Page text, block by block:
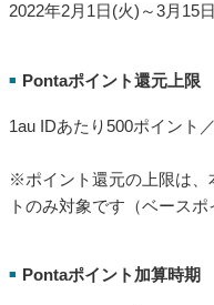
2022年2月1日(火)～3月15
■ Pontaポイント還元上限
1au IDあたり500ポイント
※ポイント還元の上限は、
トのみ対象です（ベース
■ Pontaポイント加算時期